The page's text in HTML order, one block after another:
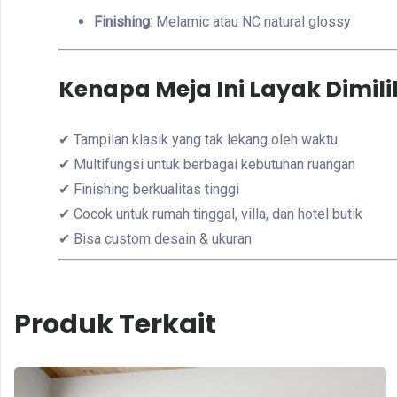
Finishing: Melamic atau NC natural glossy
Kenapa Meja Ini Layak
✔ Tampilan klasik yang tak lekang oleh waktu
✔ Multifungsi untuk berbagai kebutuhan ruangan
✔ Finishing berkualitas tinggi
✔ Cocok untuk rumah tinggal, villa, dan hotel butik
✔ Bisa custom desain & ukuran
Produk Terkait